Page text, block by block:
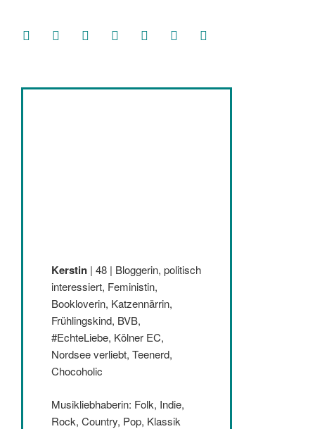
facebooksoundcloud
twitter mastodoninstagramthreads goodreads
Kerstin | 48 | Bloggerin, politisch
interessiert, Feministin,
Bookloverin, Katzennärrin,
Frühlingskind, BVB,
#EchteLiebe, Kölner EC,
Nordsee verliebt, Teenerd,
Chocoholic
Musikliebhaberin: Folk, Indie,
Rock, Country, Pop, Klassik